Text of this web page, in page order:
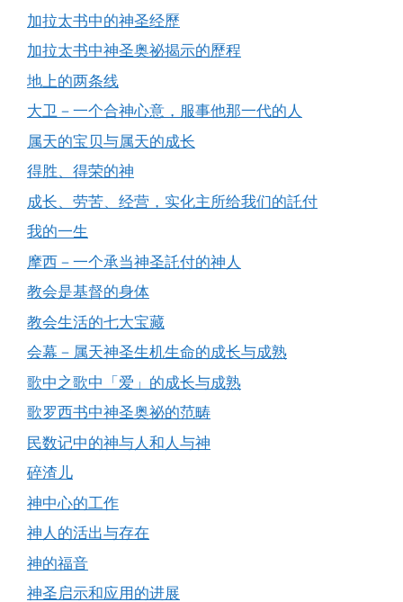
加拉太书中的神圣经歷
加拉太书中神圣奥祕揭示的歷程
地上的两条线
大卫－一个合神心意，服事他那一代的人
属天的宝贝与属天的成长
得胜、得荣的神
成长、劳苦、经营，实化主所给我们的託付
我的一生
摩西－一个承当神圣託付的神人
教会是基督的身体
教会生活的七大宝藏
会幕－属天神圣生机生命的成长与成熟
歌中之歌中「爱」的成长与成熟
歌罗西书中神圣奥祕的范畴
民数记中的神与人和人与神
碎渣儿
神中心的工作
神人的活出与存在
神的福音
神圣启示和应用的进展